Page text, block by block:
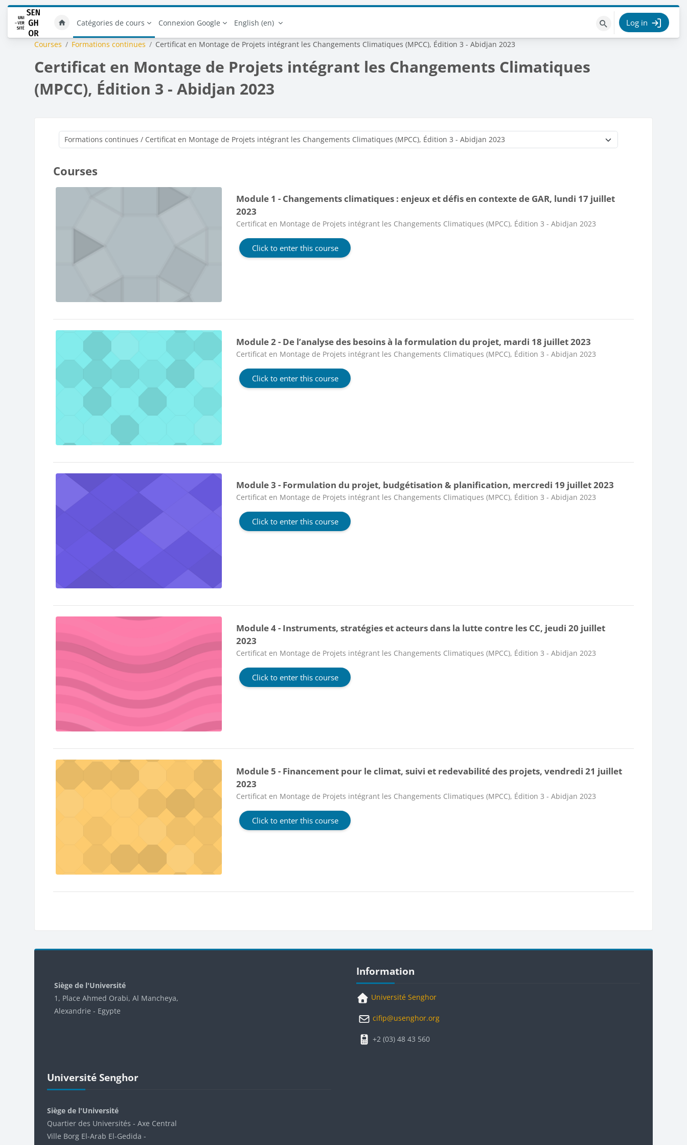
Skip to main content
Catégories de cours
Connexion Google English ‎(en)‎
Search
courses
Log in
Courses Formations continues Certificat en Montage de Projets intégrant les Changements Climatiques (MPCC), Édition 3 - Abidjan 2023
Certificat en Montage de Projets intégrant les Changements Climatiques
(MPCC), Édition 3 - Abidjan 2023
Course categories
Courses
Module 1 - Changements climatiques : enjeux et défis en contexte de GAR, lundi 17 juillet
2023
Course category
Certificat en Montage de Projets intégrant les Changements Climatiques (MPCC), Édition 3 - Abidjan 2023
Click to enter this course
Module 2 - De l’analyse des besoins à la formulation du projet, mardi 18 juillet 2023
Course category
Certificat en Montage de Projets intégrant les Changements Climatiques (MPCC), Édition 3 - Abidjan 2023
Click to enter this course
Module 3 - Formulation du projet, budgétisation & planification, mercredi 19 juillet 2023
Course category
Certificat en Montage de Projets intégrant les Changements Climatiques (MPCC), Édition 3 - Abidjan 2023
Click to enter this course
Module 4 - Instruments, stratégies et acteurs dans la lutte contre les CC, jeudi 20 juillet
2023
Course category
Certificat en Montage de Projets intégrant les Changements Climatiques (MPCC), Édition 3 - Abidjan 2023
Click to enter this course
Module 5 - Financement pour le climat, suivi et redevabilité des projets, vendredi 21 juillet
2023
Course category
Certificat en Montage de Projets intégrant les Changements Climatiques (MPCC), Édition 3 - Abidjan 2023
Click to enter this course
Siège de l'Université
1, Place Ahmed Orabi, Al Mancheya,
Alexandrie - Egypte
Université Senghor
Siège de l'Université
Quartier des Universités - Axe Central
Ville Borg El-Arab El-Gedida -
Blocks
Information
Université Senghor
cifip@usenghor.org
+2 (03) 48 43 560